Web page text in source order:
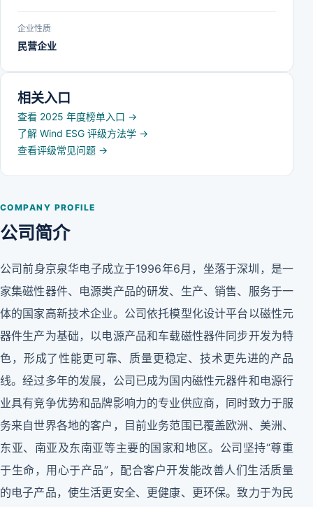
COMPANY PROFILE
公司简介
公司前身京泉华电子成立于1996年6月，坐落于深圳，是一
家集磁性器件、电源类产品的研发、生产、销售、服务于一
体的国家高新技术企业。公司依托模型化设计平台以磁性元
器件生产为基础，以电源产品和车载磁性器件同步开发为特
色，形成了性能更可靠、质量更稳定、技术更先进的产品
线。经过多年的发展，公司已成为国内磁性元器件和电源行
业具有竞争优势和品牌影响力的专业供应商，同时致力于服
务来自世界各地的客户，目前业务范围已覆盖欧洲、美洲、
东亚、南亚及东南亚等主要的国家和地区。公司坚持“尊重
于生命，用心于产品”，配合客户开发能改善人们生活质量
的电子产品，使生活更安全、更健康、更环保。致力于为民
企业性质
民营企业
相关入口
查看 2025 年度榜单入口 →
了解 Wind ESG 评级方法学 →
查看评级常见问题 →